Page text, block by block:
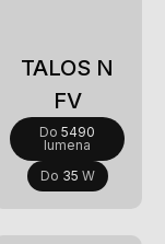
TALOS N
FV
Do 5490
lumena
Do 35 W